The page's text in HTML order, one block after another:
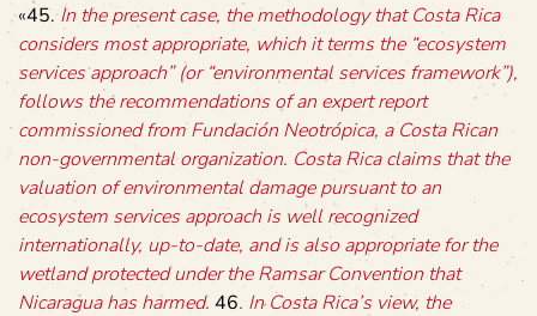
«45.In the present case, the methodology that Costa Rica
considers most appropriate, which it terms the “ecosystem
services approach” (or “environmental services framework”),
follows the recommendations of an expert report
commissioned from Fundación Neotrópica, a Costa Rican
non-governmental organization. Costa Rica claims that the
valuation of environmental damage pursuant to an
ecosystem services approach is well recognized
internationally, up-to-date, and is also appropriate for the
wetland protected under the Ramsar Convention that
Nicaragua has harmed. 46. In Costa Rica’s view, the